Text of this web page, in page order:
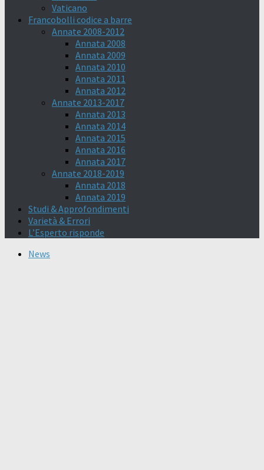
Vaticano
Francobolli codice a barre
Annate 2008-2012
Annata 2008
Annata 2009
Annata 2010
Annata 2011
Annata 2012
Annate 2013-2017
Annata 2013
Annata 2014
Annata 2015
Annata 2016
Annata 2017
Annate 2018-2019
Annata 2018
Annata 2019
Studi & Approfondimenti
Varietà & Errori
L’Esperto risponde
News